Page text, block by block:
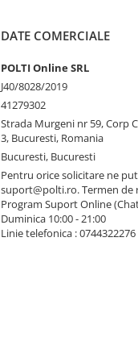
DATE COMERCIALE
POLTI Online SRL
J40/8028/2019
41279302
Strada Murgeni nr 59, Corp
3, Bucuresti, Romania
Bucuresti, Bucuresti
Pentru orice solicitare ne
suport@polti.ro. Termen de
Program Suport Online
Duminica 10:00 - 21:00
Linie telefonica :